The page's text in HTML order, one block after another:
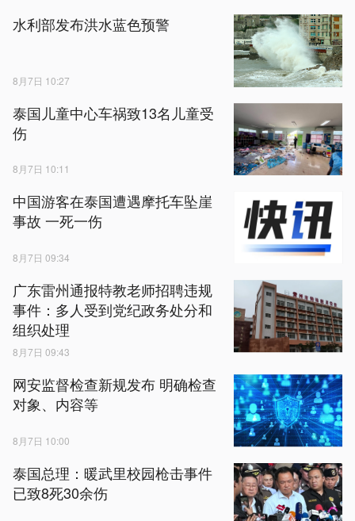
水利部发布洪水蓝色预警
8月7日 10:27
泰国儿童中心车祸致13名儿童受
伤
8月7日 10:11
中国游客在泰国遭遇摩托车坠崖
事故 一死一伤
8月7日 09:34
广东雷州通报特教老师招聘违规
事件：多人受到党纪政务处分和
组织处理
8月7日 09:43
网安监督检查新规发布 明确检查
对象、内容等
8月7日 10:00
泰国总理：暖武里校园枪击事件
已致8死30余伤